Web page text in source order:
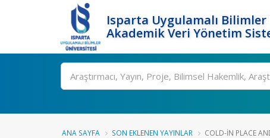
Isparta Uygulamalı
Akademik Veri Yönetim
Ara
ANA SAYFA SON EKLENEN YAYINLAR COLD-IN PLACE